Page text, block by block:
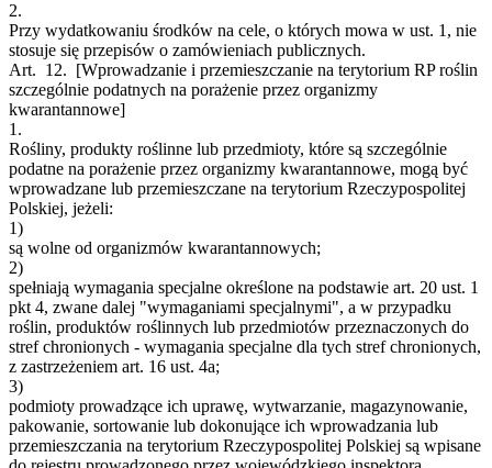
2.
Przy wydatkowaniu środków na cele, o których mowa w ust. 1, nie
stosuje się przepisów o zamówieniach publicznych.
Art. 12. [Wprowadzanie i przemieszczanie na terytorium RP roślin
szczególnie podatnych na porażenie przez organizmy
kwarantannowe]
1.
Rośliny, produkty roślinne lub przedmioty, które są szczególnie
podatne na porażenie przez organizmy kwarantannowe, mogą być
wprowadzane lub przemieszczane na terytorium Rzeczypospolitej
Polskiej, jeżeli:
1)
są wolne od organizmów kwarantannowych;
2)
spełniają wymagania specjalne określone na podstawie art. 20 ust. 1
pkt 4, zwane dalej "wymaganiami specjalnymi", a w przypadku
roślin, produktów roślinnych lub przedmiotów przeznaczonych do
stref chronionych - wymagania specjalne dla tych stref chronionych,
z zastrzeżeniem art. 16 ust. 4a;
3)
podmioty prowadzące ich uprawę, wytwarzanie, magazynowanie,
pakowanie, sortowanie lub dokonujące ich wprowadzania lub
przemieszczania na terytorium Rzeczypospolitej Polskiej są wpisane